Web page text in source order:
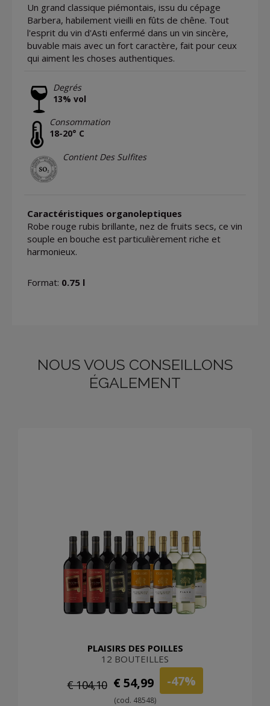
Un grand classique piémontais, issu du cépage
Barbera, habilement vieilli en fûts de chêne. Tout
l'esprit du vin d'Asti enfermé dans un vin sincère,
buvable mais avec un fort caractère, fait pour ceux
qui aiment les choses authentiques.
Degrés
13% vol
Consommation
18-20° C
Contient Des Sulfites
Caractéristiques organoleptiques
Robe rouge rubis brillante, nez de fruits secs, ce vin
souple en bouche est particulièrement riche et
harmonieux.
Format: 0.75 l
NOUS VOUS CONSEILLONS
ÉGALEMENT
PLAISIRS DES POILLES
12 BOUTEILLES
€ 104,10 € 54,99 -47%
(cod. 48548)